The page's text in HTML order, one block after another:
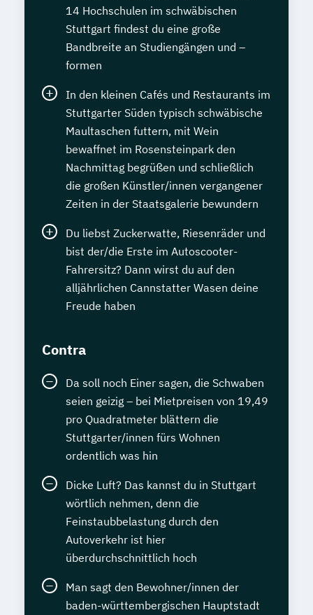
14 Hochschulen im schwäbischen
Stuttgart findest du eine große
Bandbreite an Studiengängen und –
formen
In den kleinen Cafés und Restaurants im
Stuttgarter Süden typisch schwäbische
Maultaschen futtern, mit Wein
bewaffnet im Rosensteinpark den
Nachmittag begrüßen und schließlich
die großen Künstler/innen vergangener
Zeiten in der Staatsgalerie bewundern
Du liebst Zuckerwatte, Riesenräder und
bist der/die Erste im Autoscooter-
Fahrersitz? Dann wirst du auf den
alljährlichen Cannstatter Wasen deine
Freude haben
Contra
Da soll noch Einer sagen, die Schwaben
seien geizig – bei Mietpreisen von 19,49
pro Quadratmeter blättern die
Stuttgarter/innen fürs Wohnen
ordentlich was hin
Dicke Luft? Das kannst du in Stuttgart
wörtlich nehmen, denn die
Feinstaubbelastung durch den
Autoverkehr ist hier
überdurchschnittlich hoch
Man sagt den Bewohner/innen der
baden-württembergischen Hauptstadt